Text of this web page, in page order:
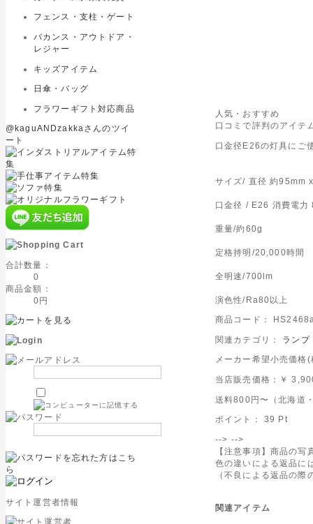
フェンス・支柱・ゲート
バカンス・アウトドア・
レジャー
キッズアイテム
日傘・バッグ
フラワーギフト対応商品
@kaguANDzakkaさんのツイ
ート
合計数量：
0
商品金額：
0円
サイト運営者情報
人気・おすすめ
口コミで評判のアイテ
口金径E26の灯具にご
サイズ/ 直径 約95mm
口金径 / E26 消費電力
重量/約60g
定格持明/20,000時間
全明速/700lm
演色性/Ra80以上
商品コード：
関連カテゴリ： ランプ
メーカー希望小売価
当店販売価格： ￥
送料800円〜（北海
ポイント： 39 Pt
--> -->
【注意事項】商品の
色の違いによる返品に
（不良による返品の
関連アイテム